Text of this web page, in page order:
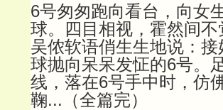
6号匆匆跑向看台，向女
球。四目相视，霍然间
吴侬软语俏生生地说：
球抛向呆呆发怔的6号。
线，落在6号手中时，仿
鞠...（全篇完）